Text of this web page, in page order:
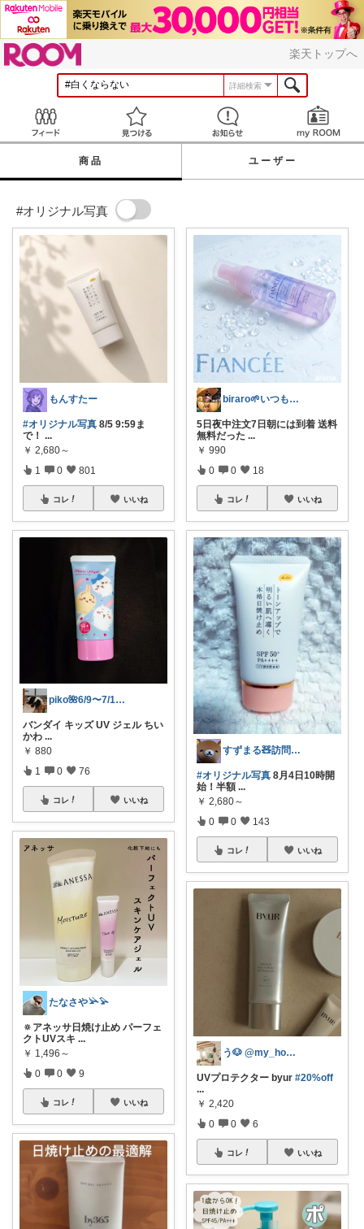
楽天トップへ
詳細検索
見つける お知らせ
商品 ユーザー
#オリジナル写真
もんすたー
#オリジナル写真 8/5 9:59ま
で！ ...
￥ 2,680～
1 0 801
コレ いいね
piko🌺6/9〜7/1感謝✨️
バンダイ キッズ UV ジェル ちい
かわ ...
￥ 880
1 0 76
コレ いいね
たなさや𓅪𓅫
🔅アネッサ日焼け止め パーフェ
クトUVスキ ...
￥ 1,496～
0 0 9
コレ いいね
biraro🌱いつもありがとう♡
5日夜中注文7日朝には到着 送料
無料だった ...
￥ 990
0 0 18
コレ いいね
すずまる🧸訪問感謝です🥹🙏🏻💖
#オリジナル写真 8月4日10時開
始！半額 ...
￥ 2,680～
0 0 143
コレ いいね
う🐶 @my_home_u
UVプロテクター byur #20%off
...
￥ 2,420
0 0 6
コレ いいね